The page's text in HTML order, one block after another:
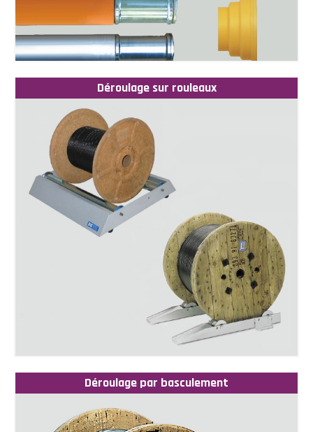
Déroulage sur rouleaux
Déroulage par basculement